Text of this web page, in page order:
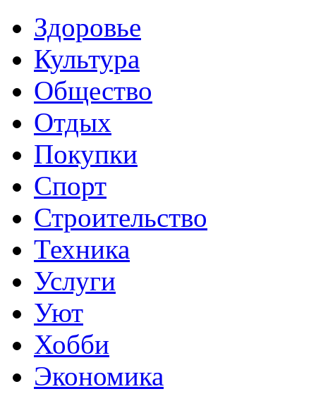
Здоровье
Культура
Общество
Отдых
Покупки
Спорт
Строительство
Техника
Услуги
Уют
Хобби
Экономика